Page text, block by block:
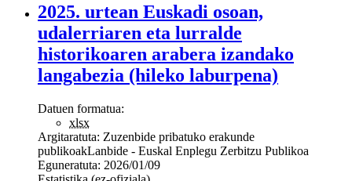
2025. urtean Euskadi osoan,
udalerriaren eta lurralde
historikoaren arabera izandako
langabezia (hileko laburpena)
Datuen formatua:
xlsx
Argitaratuta: Zuzenbide pribatuko erakunde
publikoakLanbide - Euskal Enplegu Zerbitzu Publikoa
Eguneratuta: 2026/01/09